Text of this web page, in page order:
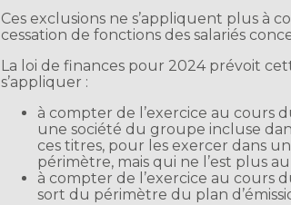
Ces exclusions ne s’appliquent plus à
cessation de fonctions des salariés
La loi de finances pour 2024 prévoit
s’appliquer :
à compter de l’exercice au cours
une société du groupe incluse
ces titres, pour les exercer dans
périmètre, mais qui ne l’est plus
à compter de l’exercice au cours
sort du périmètre du plan